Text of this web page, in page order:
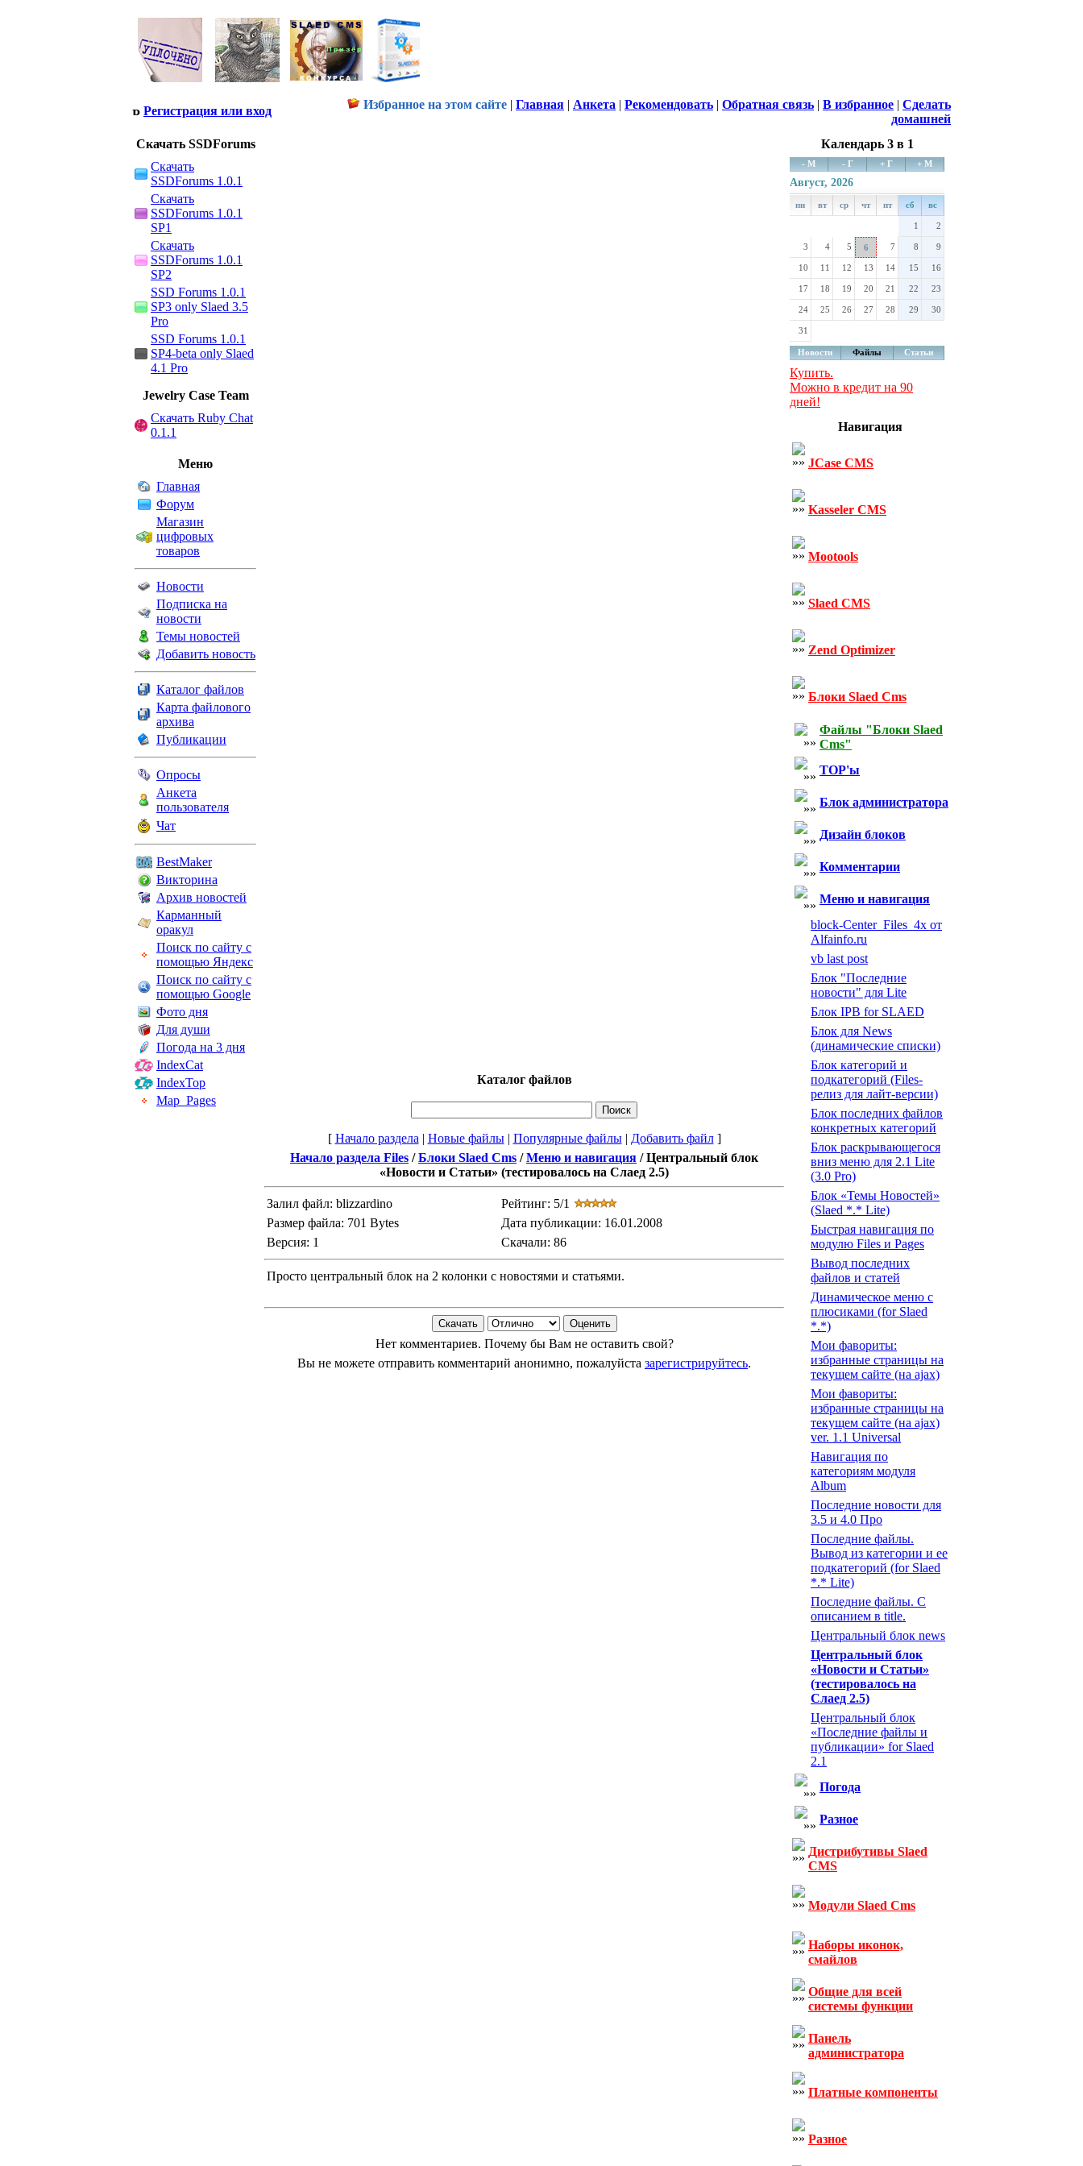
Регистрация или вход Избранное на этом сайте | Главная | Анкета | Рекомендовать | Обратная связь | В избранное | Сделать
домашней
Скачать SSDForums
Скачать
SSDForums 1.0.1
Скачать
SSDForums 1.0.1
SP1
Скачать
SSDForums 1.0.1
SP2
SSD Forums 1.0.1
SP3 only Slaed 3.5
Pro
SSD Forums 1.0.1
SP4-beta only Slaed
4.1 Pro
Jewelry Сase Team
Скачать Ruby Chat
0.1.1
Меню
Главная
Форум
Магазин
цифровых
товаров
Новости
Подписка на
новости
Темы новостей
Добавить новость
Каталог файлов
Карта файлового
архива
Публикации
Опросы
Анкета
пользователя
Чат
BestMaker
Викторина
Архив новостей
Карманный
оракул
Поиск по сайту с
помощью Яндекс
Поиск по сайту с
помощью Google
Фото дня
Для души
Погода на 3 дня
IndexCat
IndexTop
Map_Pages
Каталог файлов
[ Начало раздела | Новые файлы| Популярные файлы| Добавить файл]
Начало раздела Files /Блоки Slaed Cms /Меню и навигация /Центральный блок
«Новости и Статьи» (тестировалось на Слаед 2.5)
Залил файл: blizzardino
Рейтинг: 5/1
Размер файла: 701 Bytes
Дата публикации: 16.01.2008
Версия: 1
Скачали: 86
Просто центральный блок на 2 колонки с новостями и статьями.
Нет комментариев. Почему бы Вам не оставить свой?
Вы не можете отправить комментарий анонимно, пожалуйста зарегистрируйтесь.
Календарь 3 в 1
- М - Г + Г + М
Август, 2026
пн вт ср чт пт сб вс
1 2
3 4 5 6 7 8 9
10 11 12 13 14 15 16
17 18 19 20 21 22 23
24 25 26 27 28 29 30
31
Новости Файлы Статьи
Купить.
Можно в кредит на 90
дней!
Навигация
JCase CMS
Kasseler CMS
Mootools
Slaed CMS
Zend Optimizer
Блоки Slaed Cms
Файлы "Блоки Slaed
Cms"
TOP'ы
Блок администратора
Дизайн блоков
Комментарии
Меню и навигация
block-Center_Files_4x от
Alfainfo.ru
vb last post
Блок "Последние
новости" для Lite
Блок IPB for SLAED
Блок для News
(динамические списки)
Блок категорий и
подкатегорий (Files-
релиз для лайт-версии)
Блок последних файлов
конкретных категорий
Блок раскрывающегося
вниз меню для 2.1 Lite
(3.0 Pro)
Блок «Темы Новостей»
(Slaed *.* Lite)
Быстрая навигация по
модулю Files и Pages
Вывод последних
файлов и статей
Динамическое меню с
плюсиками (for Slaed
*.*)
Мои фавориты:
избранные страницы на
текущем сайте (на ajax)
Мои фавориты:
избранные страницы на
текущем сайте (на ajax)
ver. 1.1 Universal
Навигация по
категориям модуля
Album
Последние новости для
3.5 и 4.0 Про
Последние файлы.
Вывод из категории и ее
подкатегорий (for Slaed
*.* Lite)
Последние файлы. С
описанием в title.
Центральный блок news
Центральный блок
«Новости и Статьи»
(тестировалось на
Слаед 2.5)
Центральный блок
«Последние файлы и
публикации» for Slaed
2.1
Погода
Разное
Дистрибутивы Slaed
CMS
Модули Slaed Cms
Наборы иконок,
смайлов
Общие для всей
системы функции
Панель
администратора
Платные компоненты
Разное